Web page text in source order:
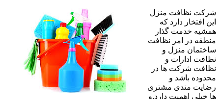
شرکت نظافت منزل
این افتخار دارد که
همشیه خدمت گذار
منطقه در امر نظافت
ساختمان منزل و
نظافت ادارات و
نظافت شرکت ها در
محدوده باشد و
رضایت مندی مشتری
ها خیلی اهمیت دارد.و